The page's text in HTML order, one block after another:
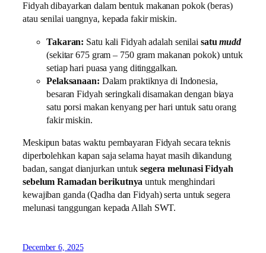
Fidyah dibayarkan dalam bentuk makanan pokok (beras)
atau senilai uangnya, kepada fakir miskin.
Takaran: Satu kali Fidyah adalah senilai satumudd
(sekitar 675 gram – 750 gram makanan pokok) untuk
setiap hari puasa yang ditinggalkan.
Pelaksanaan: Dalam praktiknya di Indonesia,
besaran Fidyah seringkali disamakan dengan biaya
satu porsi makan kenyang per hari untuk satu orang
fakir miskin.
Meskipun batas waktu pembayaran Fidyah secara teknis
diperbolehkan kapan saja selama hayat masih dikandung
badan, sangat dianjurkan untuk segera melunasi Fidyah
sebelum Ramadan berikutnya untuk menghindari
kewajiban ganda (Qadha dan Fidyah) serta untuk segera
melunasi tanggungan kepada Allah SWT.
December 6, 2025